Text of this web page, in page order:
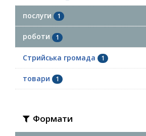
послуги 1
роботи 1
Стрийська громада 1
товари 1
Формати